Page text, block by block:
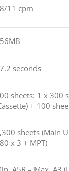
11 cpm
seconds
sheets: 1 x 300
+ 100
sheets (Main
x 3 + MPT)